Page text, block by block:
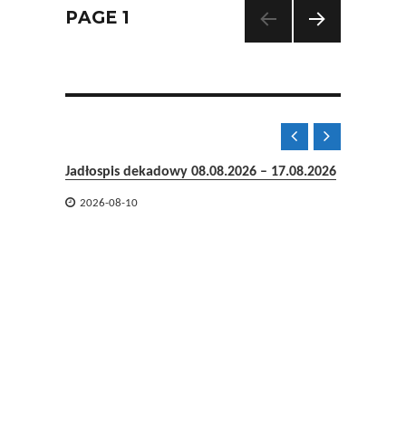
Posts
PAGE 1

Jadłospis dekadowy 08.08.2026 – 17.08.2026
 2026-08-10
